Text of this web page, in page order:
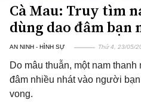
Cà Mau: Truy tìm
dùng dao đâm bạn
AN NINH - HÌNH SỰ Thứ 4, 23/05/
Do mâu thuẫn, một nam
đâm nhiều nhát vào người
vong.